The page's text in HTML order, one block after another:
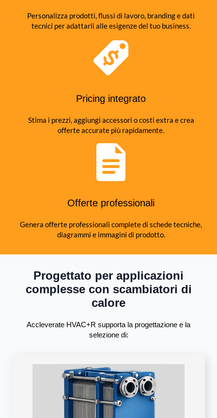
Personalizza prodotti, flussi di lavoro, branding e dati
tecnici per adattarli alle esigenze del tuo business.
Pricing integrato
Stima i prezzi, aggiungi accessori o costi extra e crea
offerte accurate più rapidamente.
Offerte professionali
Genera offerte professionali complete di schede tecniche,
diagrammi e immagini di prodotto.
Progettato per applicazioni
complesse con scambiatori di
calore
Accleverate HVAC+R supporta la progettazione e la
selezione di: